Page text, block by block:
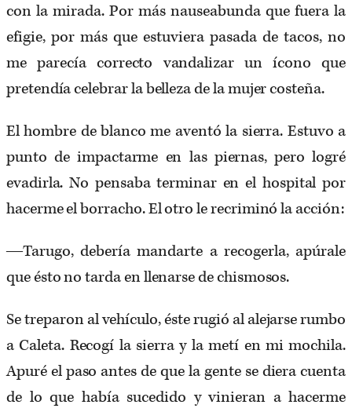
con la mirada. Por más nauseabunda que fuera la
efigie, por más que estuviera pasada de tacos, no
me parecía correcto vandalizar un ícono que
pretendía celebrar la belleza de la mujer costeña.
El hombre de blanco me aventó la sierra. Estuvo a
punto de impactarme en las piernas, pero logré
evadirla. No pensaba terminar en el hospital por
hacerme el borracho. El otro le recriminó la acción:
―Tarugo, debería mandarte a recogerla, apúrale
que ésto no tarda en llenarse de chismosos.
Se treparon al vehículo, éste rugió al alejarse rumbo
a Caleta. Recogí la sierra y la metí en mi mochila.
Apuré el paso antes de que la gente se diera cuenta
de lo que había sucedido y vinieran a hacerme